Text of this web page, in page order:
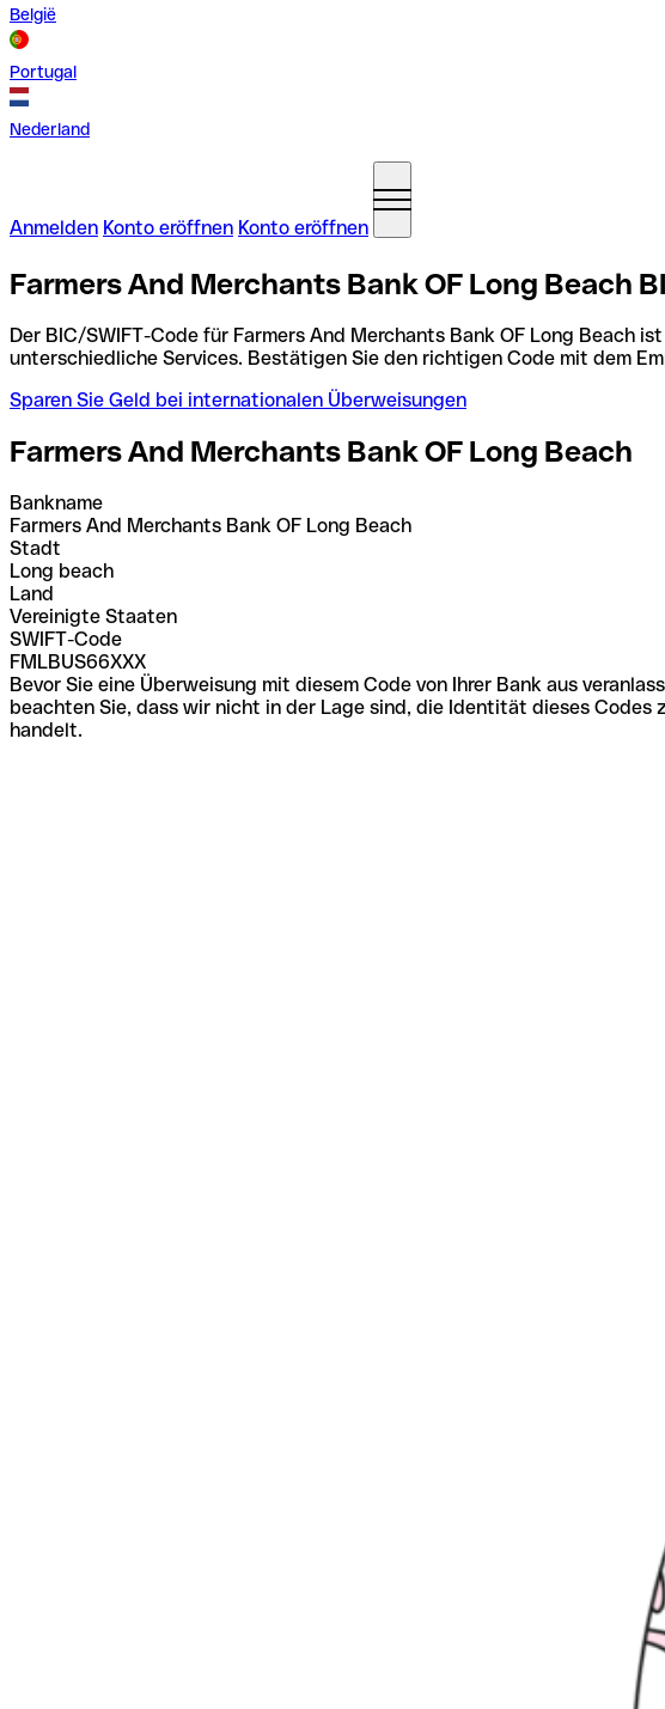
België
Portugal
Nederland
Anmelden Konto eröffnen Konto eröffnen
Farmers And Merchants Bank OF Long Beach
Der BIC/SWIFT-Code für Farmers And Merchants Bank OF Long Beach ist
unterschiedliche Services. Bestätigen Sie den richtigen Code mit dem
Sparen Sie Geld bei internationalen Überweisungen
Farmers And Merchants Bank OF Long Beach
Bankname
Farmers And Merchants Bank OF Long Beach
Stadt
Long beach
Land
Vereinigte Staaten
SWIFT-Code
FMLBUS66XXX
Bevor Sie eine Überweisung mit diesem Code von Ihrer Bank aus
beachten Sie, dass wir nicht in der Lage sind, die Identität dieses
handelt.